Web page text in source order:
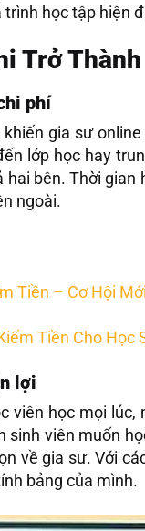
học tập hiện
Trở
phí
gia sư
lớp học hay
hai bên. Thời
ngoài.
Tiền – Cơ Hội
Tiền Cho Học
lợi
viên học mọi
sinh viên muốn
về gia sư. Với
bảng của mình.